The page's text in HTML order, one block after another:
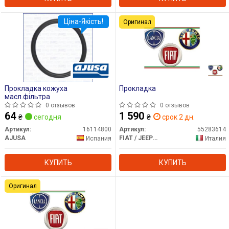
Прокладка кожуха
масл.фільтра
0 отзывов
64 ₴ сегодня
Артикул:
16114800
AJUSA
Испания
КУПИТЬ
Ціна-Якість!
Прокладка
0 отзывов
1 590 ₴ срок 2 дн.
Артикул:
55283614
FIAT / JEEP / ALFA ROMEO / LANCIA
Италия
КУПИТЬ
Оригинал
Оригинал